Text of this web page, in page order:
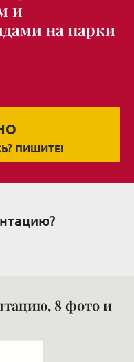
и
на парки
ПИШИТЕ!
8 фото и